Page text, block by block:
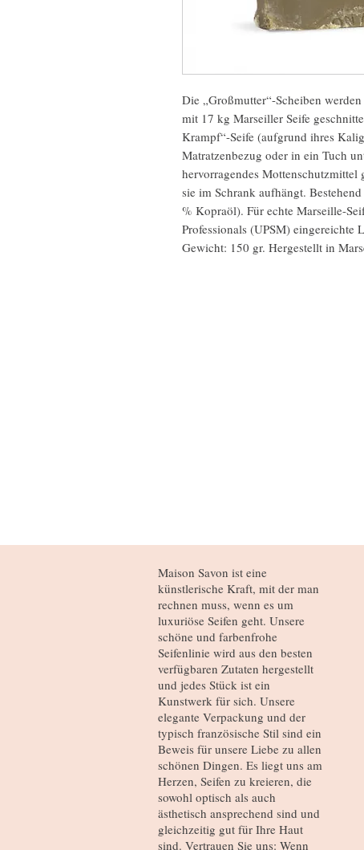
Die „Großmutter“-Scheiben
mit 17 kg Marseiller Seife
Krampf“-Seife (aufgrund ihres
Matratzenbezug oder in ein Tuch
hervorragendes
sie im Schrank aufhängt.
% Kopraöl). Für echte Marseille-
Professionals (UPSM) eingereichte
Gewicht: 150 gr. Hergestellt in
Maison Savon ist eine
künstlerische Kraft, mit der man
rechnen muss, wenn es um
luxuriöse Seifen geht. Unsere
schöne und farbenfrohe
Seifenlinie wird aus den besten
verfügbaren Zutaten hergestellt
und jedes Stück ist ein
Kunstwerk für sich. Unsere
elegante Verpackung und der
typisch französische Stil sind ein
Beweis für unsere Liebe zu allen
schönen Dingen. Es liegt uns am
Herzen, Seifen zu kreieren, die
sowohl optisch als auch
ästhetisch ansprechend sind und
gleichzeitig gut für Ihre Haut
sind. Vertrauen Sie uns: Wenn